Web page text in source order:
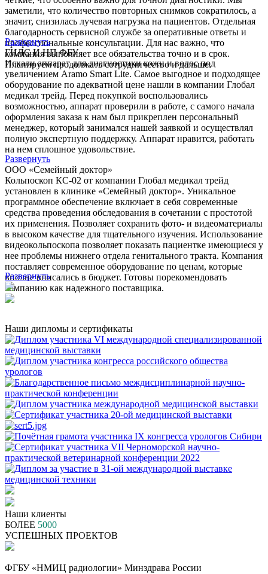
заметили, что количество повторных снимков сократилось, а
значит, снизилась лучевая нагрузка на пациентов. Отдельная
благодарность сервисной службе за оперативные ответы и
профессиональные консультации. Для нас важно, что
компания выполняет все обязательства точно и в срок.
Планируем продолжать сотрудничество и дальше.
Развернуть
ГИЛС И НП ФБУ
Искали аппарат для диагностики кожи и волос под
увеличением Aramo Smart Lite. Самое выгодное и подходящее
оборудование по адекватной цене нашли в компании Глобал
медикал трейд. Перед покупкой воспользовались
возможностью, аппарат проверили в работе, с самого начала
оформления заказа к нам был прикреплен персональный
менеджер, который занимался нашей заявкой и осуществлял
полную экспертную поддержку. Аппарат нравится, работать
на нем сплошное удовольствие.
Развернуть
ООО «Семейный доктор»
Кольпоскоп КС-02 от компании Глобал медикал трейд
установлен в клинике «Семейный доктор». Уникальное
программное обеспечение включает в себя современные
средства проведения обследования в сочетании с простотой
их применения. Позволяет сохранить фото- и видеоматериалы
в высоком качестве для тщательного изучения. Использование
видеокольпоскопа позволяет показать пациентке имеющиеся у
нее проблемы нижнего отдела генитального тракта. Компания
поставляет современное оборудование по ценам, которые
вполне вписались в бюджет. Готовы порекомендовать
компанию как надежного поставщика.
Развернуть
Наши дипломы и сертификаты
Наши клиенты
БОЛЕЕ 5000
УСПЕШНЫХ ПРОЕКТОВ
ФГБУ «НМИЦ радиологии» Минздрава России